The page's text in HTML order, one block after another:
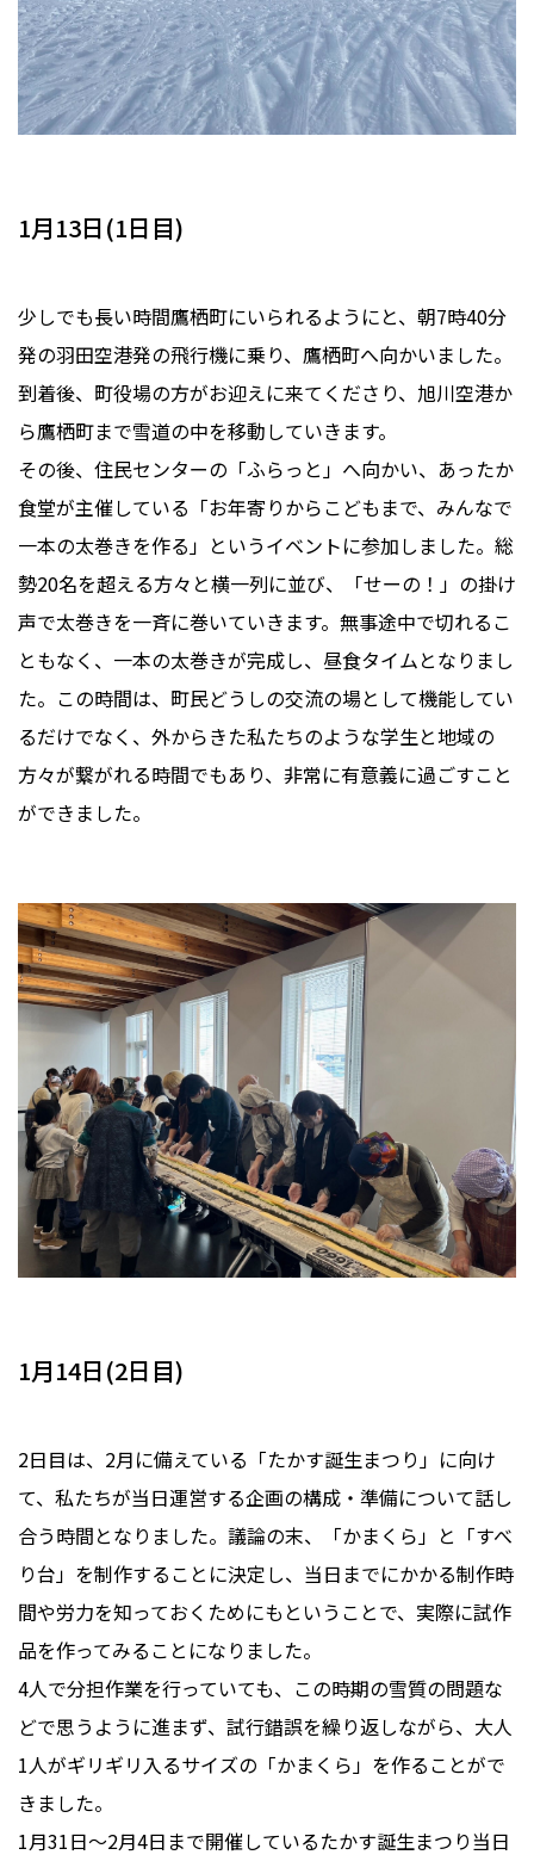
1月13日(1日目)
少しでも長い時間鷹栖町にいられるようにと、朝7時40分
発の羽田空港発の飛行機に乗り、鷹栖町へ向かいました。
到着後、町役場の方がお迎えに来てくださり、旭川空港か
ら鷹栖町まで雪道の中を移動していきます。
その後、住民センターの「ふらっと」へ向かい、あったか
食堂が主催している「お年寄りからこどもまで、みんなで
一本の太巻きを作る」というイベントに参加しました。総
勢20名を超える方々と横一列に並び、「せーの！」の掛け
声で太巻きを一斉に巻いていきます。無事途中で切れるこ
ともなく、一本の太巻きが完成し、昼食タイムとなりまし
た。この時間は、町民どうしの交流の場として機能してい
るだけでなく、外からきた私たちのような学生と地域の
方々が繋がれる時間でもあり、非常に有意義に過ごすこと
ができました。
1月14日(2日目)
2日目は、2月に備えている「たかす誕生まつり」に向け
て、私たちが当日運営する企画の構成・準備について話し
合う時間となりました。議論の末、「かまくら」と「すべ
り台」を制作することに決定し、当日までにかかる制作時
間や労力を知っておくためにもということで、実際に試作
品を作ってみることになりました。
4人で分担作業を行っていても、この時期の雪質の問題な
どで思うように進まず、試行錯誤を繰り返しながら、大人
1人がギリギリ入るサイズの「かまくら」を作ることがで
きました。
1月31日〜2月4日まで開催しているたかす誕生まつり当日